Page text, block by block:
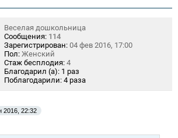
Веселая дошкольница
Сообщения: 114
Зарегистрирован: 04 фев 2016, 17:00
Пол: Женский
Стаж бесплодия: 4
Благодарил (а): 1 раз
Поблагодарили: 4 раза
2016, 22:32